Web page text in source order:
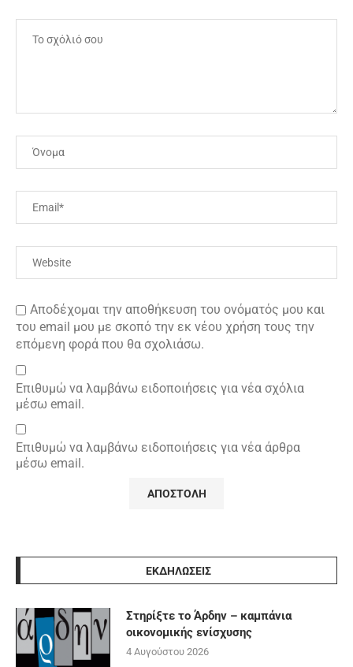
Αποδέχομαι την αποθήκευση του ονόματός μου και
του email μου με σκοπό την εκ νέου χρήση τους την
επόμενη φορά που θα σχολιάσω.
Επιθυμώ να λαμβάνω ειδοποιήσεις για νέα σχόλια
μέσω email.
Επιθυμώ να λαμβάνω ειδοποιήσεις για νέα άρθρα
μέσω email.
ΕΚΔΗΛΩΣΕΙΣ
Στηρίξτε το Άρδην – καμπάνια
οικονομικής ενίσχυσης
4 Αυγούστου 2026